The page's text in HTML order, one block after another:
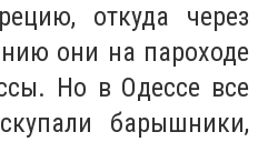
откуда через
они на пароходе
Но в Одессе все
барышники,